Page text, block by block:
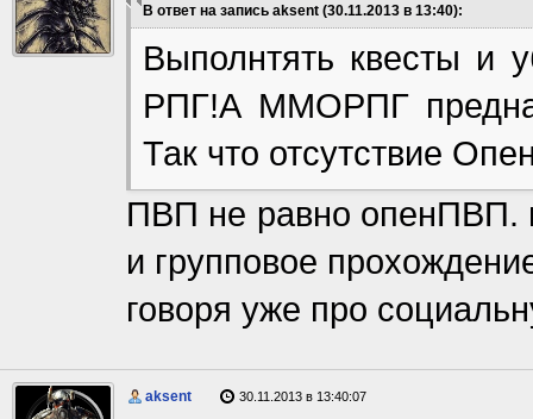
В ответ на запись aksent (30.11.2013 в 13:40):
Выполнтять квесты и
РПГ!А ММОРПГ
Так что отсутствие
ПВП не равно опенПВП.
и групповое
говоря уже про
aksent 30.11.2013 в 13:40:07